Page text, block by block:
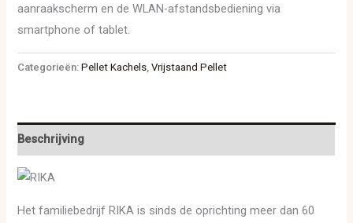
aanraakscherm en de WLAN-afstandsbediening via
smartphone of tablet.
Categorieën:Pellet Kachels,Vrijstaand Pellet
Beschrijving
Het familiebedrijf RIKA is sinds de oprichting meer dan 60